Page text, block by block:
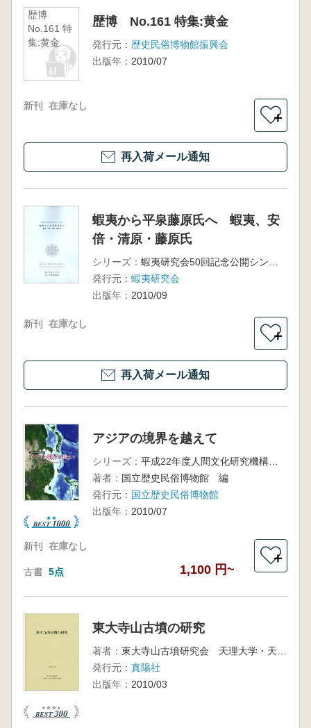
歴博
No.161 特
集:黄金
歴博 No.161 特集:黄金
発行元： 歴史民俗博物館振興会
出版年： 2010/07
新刊 在庫なし
＋
再入荷メール通知
蝦夷から平泉藤原氏へ 蝦夷、安
倍・清原・藤原氏
シリーズ：
発行元： 蝦夷研究会
出版年： 2010/09
新刊 在庫なし
＋
再入荷メール通知
アジアの境界を越えて
シリーズ：
平成22年度人間文化研究機構連携展示
著者： 国立歴史民俗博物館 編
発行元： 国立歴史民俗博物館
出版年： 2010/07
新刊 在庫なし
古書 5点 1,100 円~
＋
東大寺山古墳の研究
著者：
東大寺山古墳研究会 天理大学・天理大学付属天理参考館
発行元： 真陽社
出版年： 2010/03